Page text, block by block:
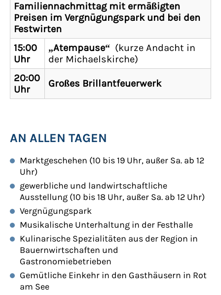
Familiennachmittag mit ermäßigten
Preisen im Vergnügungspark und bei den
Festwirten
15:00
Uhr
„Atempause“ (kurze Andacht in
der Michaelskirche)
20:00
Uhr
Großes Brillantfeuerwerk
AN ALLEN TAGEN
Marktgeschehen (10 bis 19 Uhr, außer Sa. ab 12
Uhr)
gewerbliche und landwirtschaftliche
Ausstellung (10 bis 18 Uhr, außer Sa. ab 12 Uhr)
Vergnügungspark
Musikalische Unterhaltung in der Festhalle
Kulinarische Spezialitäten aus der Region in
Bauernwirtschaften und
Gastronomiebetrieben
Gemütliche Einkehr in den Gasthäusern in Rot
am See